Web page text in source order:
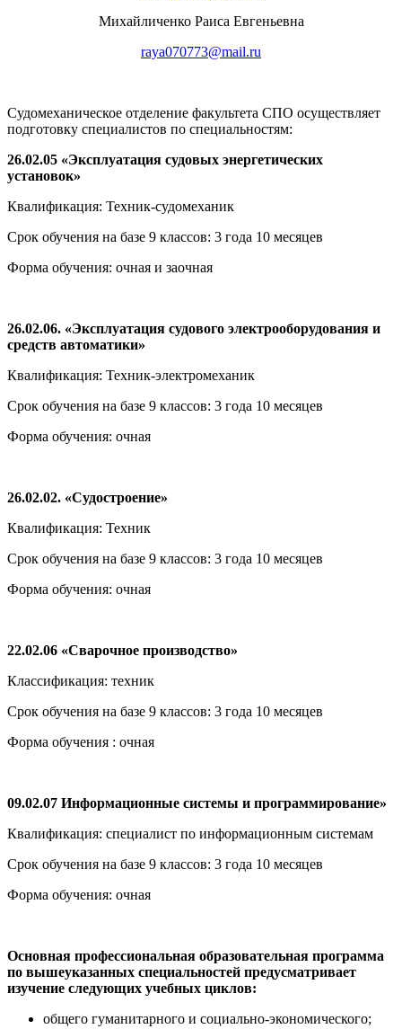
Михайличенко Раиса Евгеньевна
raya070773@mail.ru
Судомеханическое отделение факультета СПО осуществляет
подготовку специалистов по специальностям:
26.02.05 «Эксплуатация судовых энергетических
установок»
Квалификация: Техник-судомеханик
Срок обучения на базе 9 классов: 3 года 10 месяцев
Форма обучения: очная и заочная
26.02.06. «Эксплуатация судового электрооборудования и
средств автоматики»
Квалификация: Техник-электромеханик
Срок обучения на базе 9 классов: 3 года 10 месяцев
Форма обучения: очная
26.02.02. «Судостроение»
Квалификация: Техник
Срок обучения на базе 9 классов: 3 года 10 месяцев
Форма обучения: очная
22.02.06 «Сварочное производство»
Классификация: техник
Срок обучения на базе 9 классов: 3 года 10 месяцев
Форма обучения : очная
09.02.07 Информационные системы и программирование»
Квалификация: специалист по информационным системам
Срок обучения на базе 9 классов: 3 года 10 месяцев
Форма обучения: очная
Основная профессиональная образовательная программа
по вышеуказанных специальностей предусматривает
изучение следующих учебных циклов:
общего гуманитарного и социально-экономического;